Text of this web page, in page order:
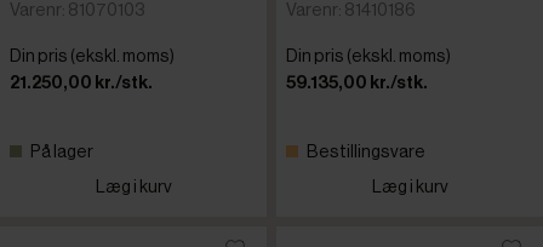
Varenr: 81070103
Din pris (ekskl. moms)
21.250,00 kr./stk.
På lager
Læg i kurv
Varenr: 81410186
Din pris (ekskl. moms)
59.135,00 kr./stk.
Bestillingsvare
Læg i kurv